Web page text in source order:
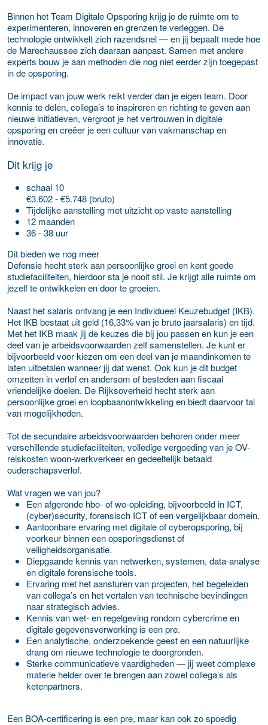
Binnen het Team Digitale Opsporing krijg je de ruimte om te
experimenteren, innoveren en grenzen te verleggen. De
technologie ontwikkelt zich razendsnel — en jij bepaalt mede hoe
de Marechaussee zich daaraan aanpast. Samen met andere
experts bouw je aan methoden die nog niet eerder zijn toegepast
in de opsporing.
De impact van jouw werk reikt verder dan je eigen team. Door
kennis te delen, collega’s te inspireren en richting te geven aan
nieuwe initiatieven, vergroot je het vertrouwen in digitale
opsporing en creëer je een cultuur van vakmanschap en
innovatie.
Dit krijg je
schaal 10
€3.602 - €5.748 (bruto)
Tijdelijke aanstelling met uitzicht op vaste aanstelling
12 maanden
36 - 38 uur
Dit bieden we nog meer
Defensie hecht sterk aan persoonlijke groei en kent goede
studiefaciliteiten, hierdoor sta je nooit stil. Je krijgt alle ruimte om
jezelf te ontwikkelen en door te groeien.
Naast het salaris ontvang je een Individueel Keuzebudget (IKB).
Het IKB bestaat uit geld (16,33% van je bruto jaarsalaris) en tijd.
Met het IKB maak jij de keuzes die bij jou passen en kun je een
deel van je arbeidsvoorwaarden zelf samenstellen. Je kunt er
bijvoorbeeld voor kiezen om een deel van je maandinkomen te
laten uitbetalen wanneer jij dat wenst. Ook kun je dit budget
omzetten in verlof en andersom of besteden aan fiscaal
vriendelijke doelen. De Rijksoverheid hecht sterk aan
persoonlijke groei en loopbaanontwikkeling en biedt daarvoor tal
van mogelijkheden.
Tot de secundaire arbeidsvoorwaarden behoren onder meer
verschillende studiefaciliteiten, volledige vergoeding van je OV-
reiskosten woon-werkverkeer en gedeeltelijk betaald
ouderschapsverlof.
Wat vragen we van jou?
Een afgeronde hbo- of wo-opleiding, bijvoorbeeld in ICT,
(cyber)security, forensisch ICT of een vergelijkbaar domein.
Aantoonbare ervaring met digitale of cyberopsporing, bij
voorkeur binnen een opsporingsdienst of
veiligheidsorganisatie.
Diepgaande kennis van netwerken, systemen, data-analyse
en digitale forensische tools.
Ervaring met het aansturen van projecten, het begeleiden
van collega’s en het vertalen van technische bevindingen
naar strategisch advies.
Kennis van wet- en regelgeving rondom cybercrime en
digitale gegevensverwerking is een pre.
Een analytische, onderzoekende geest en een natuurlijke
drang om nieuwe technologie te doorgronden.
Sterke communicatieve vaardigheden — jij weet complexe
materie helder over te brengen aan zowel collega’s als
ketenpartners.
Een BOA-certificering is een pre, maar kan ook zo spoedig